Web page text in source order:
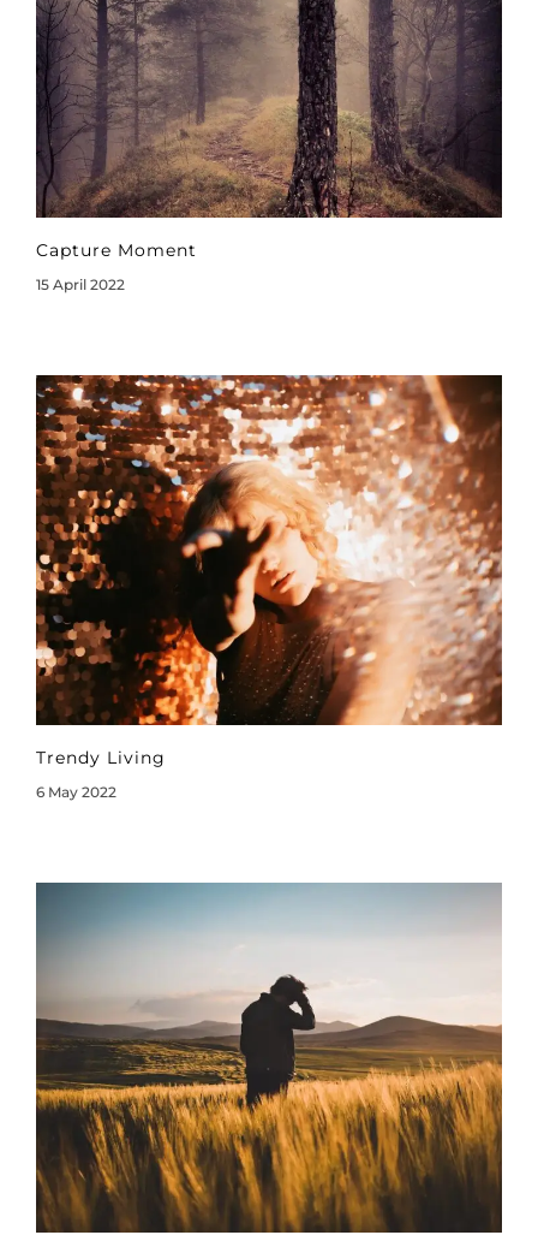
Capture Moment
15 April 2022
Trendy Living
6 May 2022